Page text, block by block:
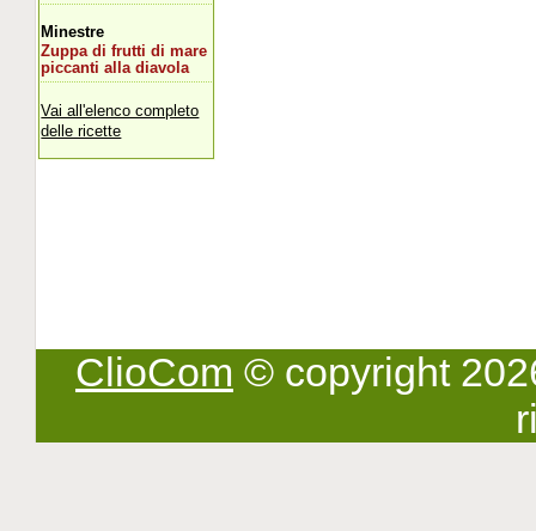
Minestre
Zuppa di frutti di mare
piccanti alla diavola
Vai all'elenco completo
delle ricette
ClioCom © copyright